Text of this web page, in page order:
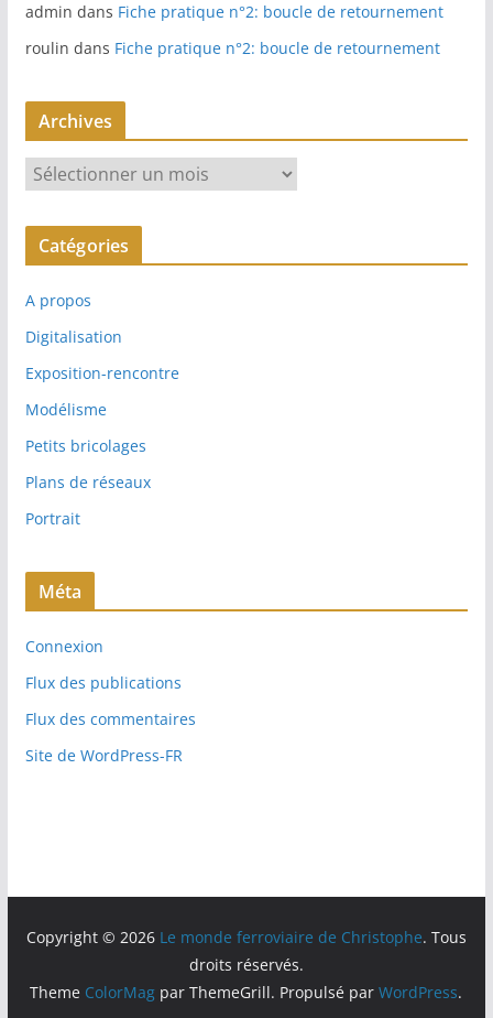
admin dans Fiche pratique n°2: boucle de retournement
roulin dans Fiche pratique n°2: boucle de retournement
Archives
r
c
v
e
s
Catégories
A propos
Digitalisation
Exposition-rencontre
Modélisme
Petits bricolages
Plans de réseaux
Portrait
Méta
Connexion
Flux des publications
Flux des commentaires
Site de WordPress-FR
Copyright © 2026 Le monde ferroviaire de Christophe. Tous
droits réservés.
Theme ColorMag par ThemeGrill. Propulsé parWordPress.